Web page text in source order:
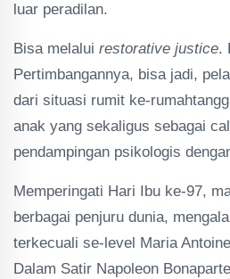
luar peradilan.
Bisa melalui restorative justice.
Pertimbangannya, bisa jadi,
dari situasi rumit ke-
anak yang sekaligus sebagai
pendampingan psikologis
Memperingati Hari Ibu ke-97,
berbagai penjuru dunia,
terkecuali se-level Maria
Dalam Satir Napoleon